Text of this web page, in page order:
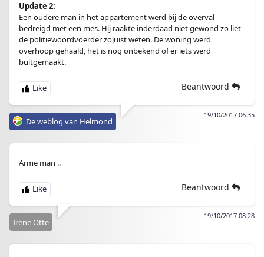
Update 2:
Een oudere man in het appartement werd bij de overval
bedreigd met een mes. Hij raakte inderdaad niet gewond zo liet
de politiewoordvoerder zojuist weten. De woning werd
overhoop gehaald, het is nog onbekend of er iets werd
buitgemaakt.
Beantwoord
19/10/2017 06:35
De weblog van Helmond
Arme man ..
Beantwoord
19/10/2017 08:28
Irene Otte